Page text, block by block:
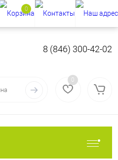
8 (846) 300-42-02
0
0